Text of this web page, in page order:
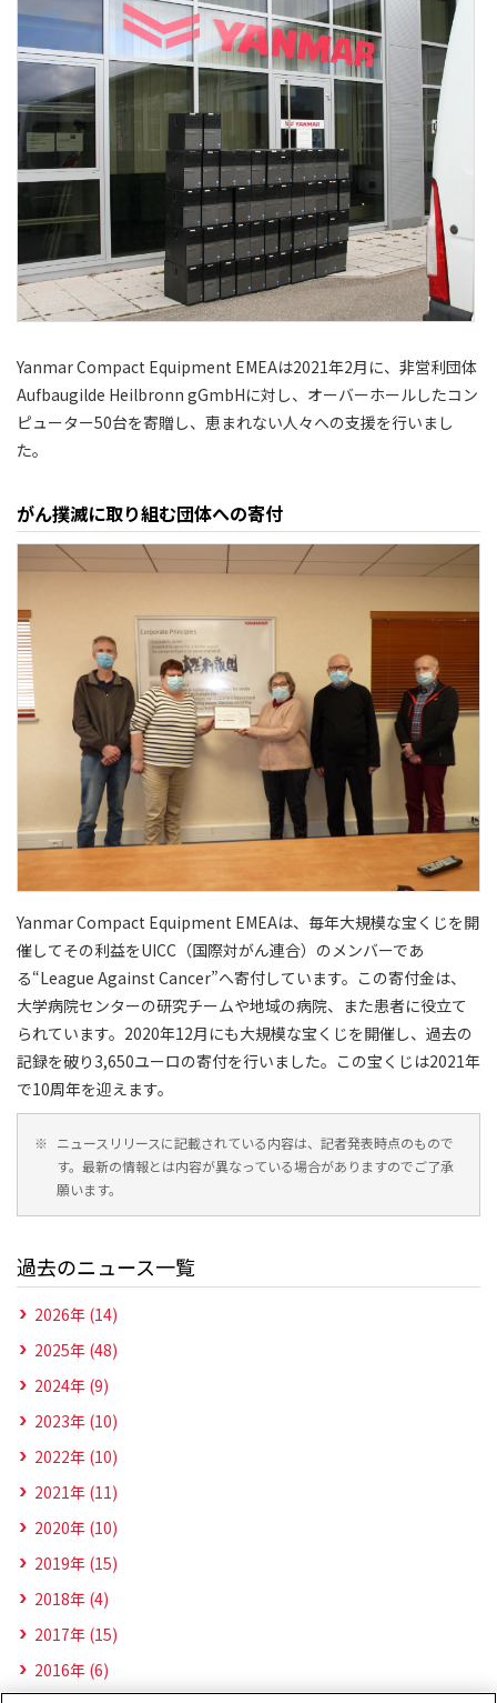
Yanmar Compact Equipment EMEAは2021年2月に、非営利団体
Aufbaugilde Heilbronn gGmbHに対し、オーバーホールしたコン
ピューター50台を寄贈し、恵まれない人々への支援を行いまし
た。
がん撲滅に取り組む団体への寄付
Yanmar Compact Equipment EMEAは、毎年大規模な宝くじを開
催してその利益をUICC（国際対がん連合）のメンバーであ
る“League Against Cancer”へ寄付しています。この寄付金は、
大学病院センターの研究チームや地域の病院、また患者に役立て
られています。2020年12月にも大規模な宝くじを開催し、過去の
記録を破り3,650ユーロの寄付を行いました。この宝くじは2021年
で10周年を迎えます。
※ ニュースリリースに記載されている内容は、記者発表時点のもので
す。最新の情報とは内容が異なっている場合がありますのでご了承
願います。
過去のニュース一覧
2026年 (14)
2025年 (48)
2024年 (9)
2023年 (10)
2022年 (10)
2021年 (11)
2020年 (10)
2019年 (15)
2018年 (4)
2017年 (15)
2016年 (6)